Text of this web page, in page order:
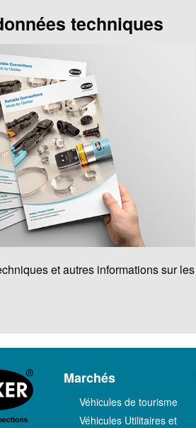
techniques
et autres informations sur les
Marchés
Véhicules de tourisme
Véhicules Utilitaires et